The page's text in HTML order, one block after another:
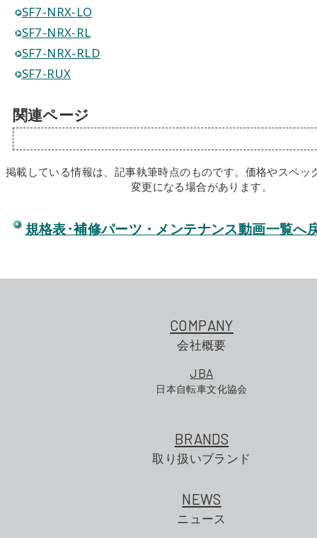
SF7-NRX-LO
SF7-NRX-RL
SF7-NRX-RLD
SF7-RUX
関連ページ
掲載している情報は、記事執筆時点のものです。価格やスペッ
変更になる場合があります。
規格表･補修パーツ・メンテナンス動画一覧へ
COMPANY
会社概要
JBA
日本自転車文化協会
BRANDS
取り扱いブランド
NEWS
ニュース